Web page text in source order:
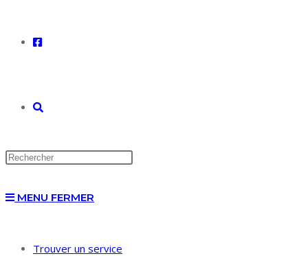
TOGGLE
MENU FERMER
Trouver un service